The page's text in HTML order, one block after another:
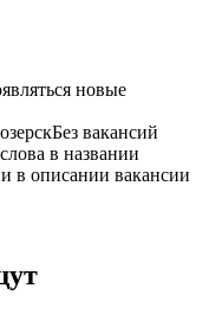
новые
Без вакансий
в названии
в описании вакансии